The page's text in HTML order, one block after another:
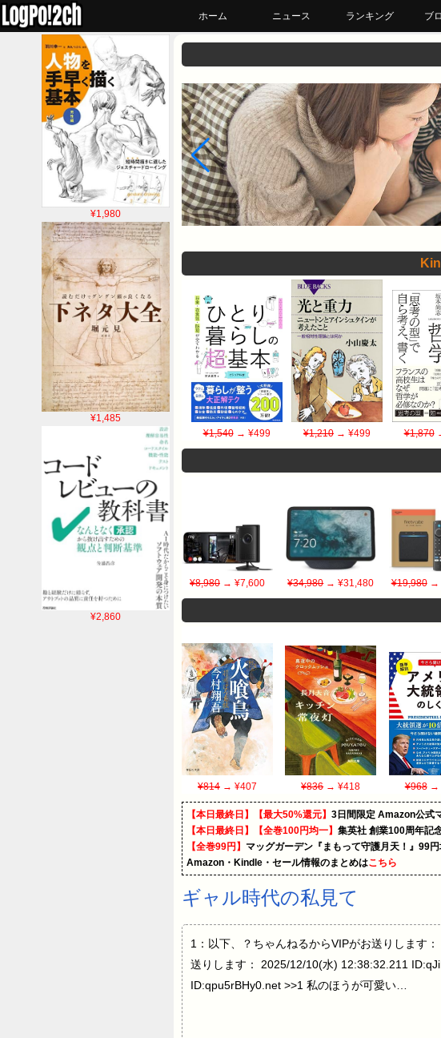
ホーム ニュース ランキング ブ
¥1,980
¥1,485
¥2,860
¥1,540→ ¥499 ¥1,210 → ¥499 ¥1,870
¥8,980 → ¥7,600 ¥34,980→ ¥31,480 ¥19,980→
¥814 → ¥407 ¥836→ ¥418 ¥968→
【本日最終日】【最大50%還元】 3日間限定 Amazon公式
【本日最終日】【全巻100円均一】 集英社 創業100周年記
【全巻99円】 マッグガーデン『まもって守護月天！』99
Amazon・Kindle・セール情報のまとめはこちら
ギャル時代の私見て
1：以下、？ちゃんねるからVIPがお送りします
送りします： 2025/12/10(水) 12:38:32.211
ID:qpu5rBHy0.net >>1 私のほうが可愛い…